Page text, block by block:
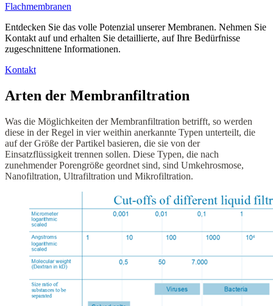
Flachmembranen
Entdecken Sie das volle Potenzial unserer Membranen. Nehmen Sie
Kontakt auf und erhalten Sie detaillierte, auf Ihre Bedürfnisse
zugeschnittene Informationen.
Kontakt
Arten der Membranfiltration
Was die Möglichkeiten der Membranfiltration betrifft, so werden
diese in der Regel in vier weithin anerkannte Typen unterteilt, die
auf der Größe der Partikel basieren, die sie von der
Einsatzflüssigkeit trennen sollen. Diese Typen, die nach
zunehmender Porengröße geordnet sind, sind Umkehrosmose,
Nanofiltration, Ultrafiltration und Mikrofiltration.